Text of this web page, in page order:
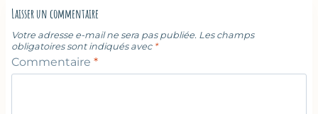
Laisser un commentaire
Votre adresse e-mail ne sera pas publiée. Les champs
obligatoires sont indiqués avec *
Commentaire *